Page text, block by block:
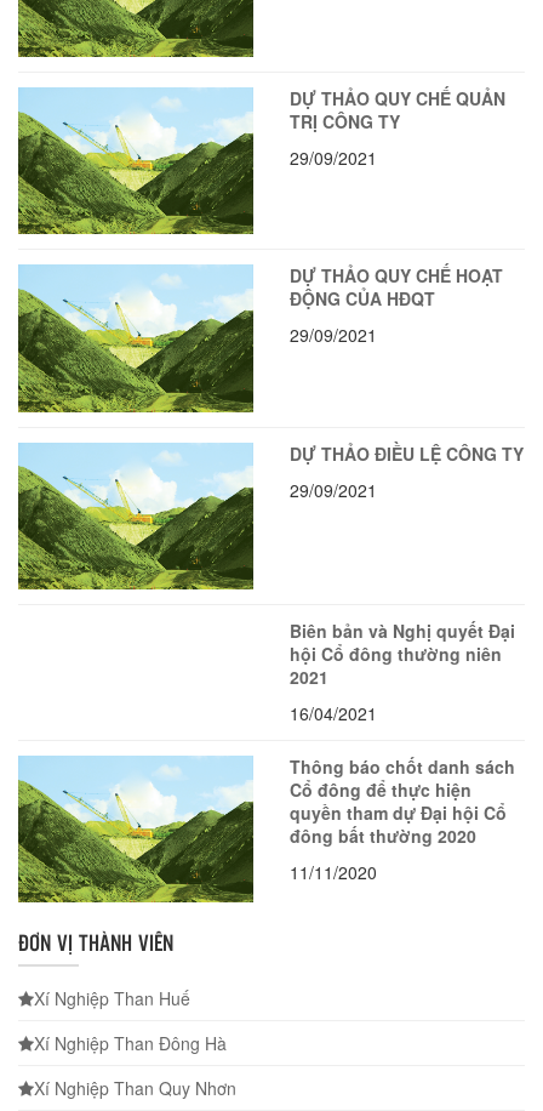
DỰ THẢO QUY CHẾ QUẢN
TRỊ CÔNG TY
29/09/2021
DỰ THẢO QUY CHẾ HOẠT
ĐỘNG CỦA HĐQT
29/09/2021
DỰ THẢO ĐIỀU LỆ CÔNG TY
29/09/2021
Biên bản và Nghị quyết Đại
hội Cổ đông thường niên
2021
16/04/2021
Thông báo chốt danh sách
Cổ đông để thực hiện
quyền tham dự Đại hội Cổ
đông bất thường 2020
11/11/2020
ĐƠN VỊ THÀNH VIÊN
Xí Nghiệp Than Huế
Xí Nghiệp Than Đông Hà
Xí Nghiệp Than Quy Nhơn